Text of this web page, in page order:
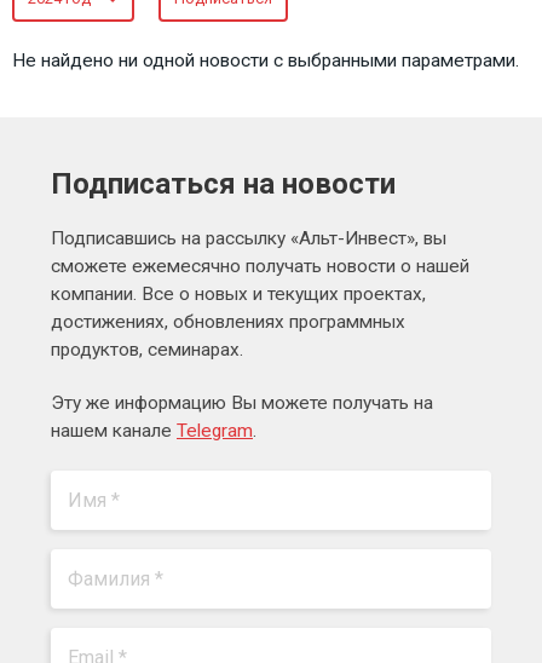
Не найдено ни одной новости с выбранными параметрами.
Подписаться на новости
Подписавшись на рассылку «Альт-Инвест», вы
сможете ежемесячно получать новости о нашей
компании. Все о новых и текущих проектах,
достижениях, обновлениях программных
продуктов, семинарах.
Эту же информацию Вы можете получать на
нашем канале Telegram.